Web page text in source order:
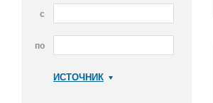
с
по
ИСТОЧНИК